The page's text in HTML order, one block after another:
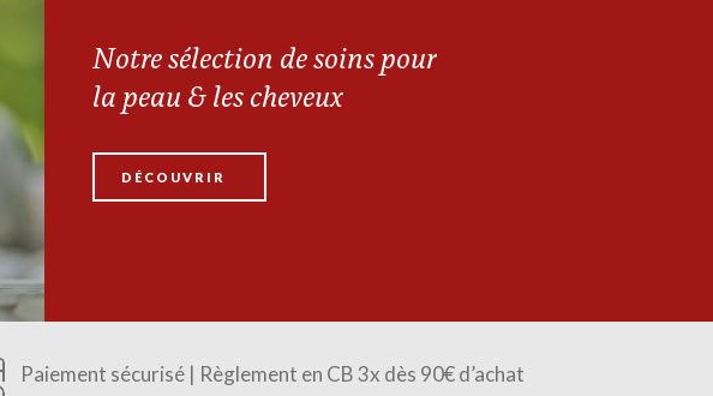
Notre sélection de soins pour
la peau & les cheveux
DÉCOUVRIR
Paiement sécurisé | Règlement en CB 3x dès 90€ d’achat